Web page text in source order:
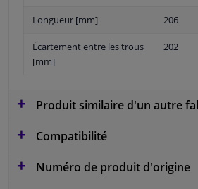
Longueur [mm] 206
Écartement entre les trous
[mm]
202
Produit similaire d'un autre
Compatibilité
Numéro de produit d'origine